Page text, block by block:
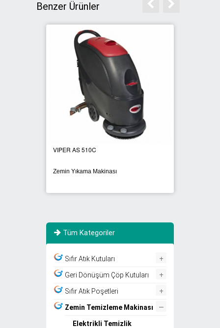
Benzer Ürünler
VIPER AS 510C
Zemin Yıkama Makinası
Tüm Kategoriler
Sıfır Atık Kutuları +
Geri Dönüşüm Çöp Kutuları +
Sıfır Atık Poşetleri +
Zemin Temizleme Makinası –
Elektrikli Temizlik